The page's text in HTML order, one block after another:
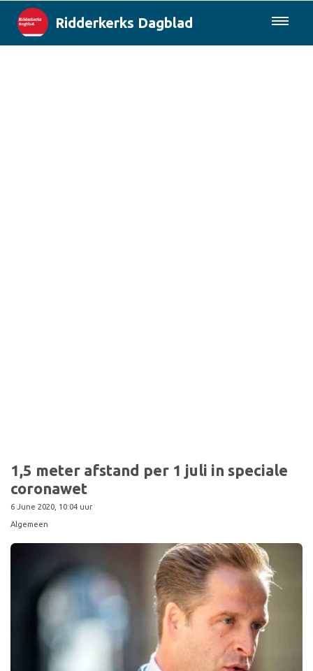
Ridderkerks Dagblad
1,5 meter afstand per 1 juli in speciale
coronawet
6 June 2020, 10:04 uur
Algemeen